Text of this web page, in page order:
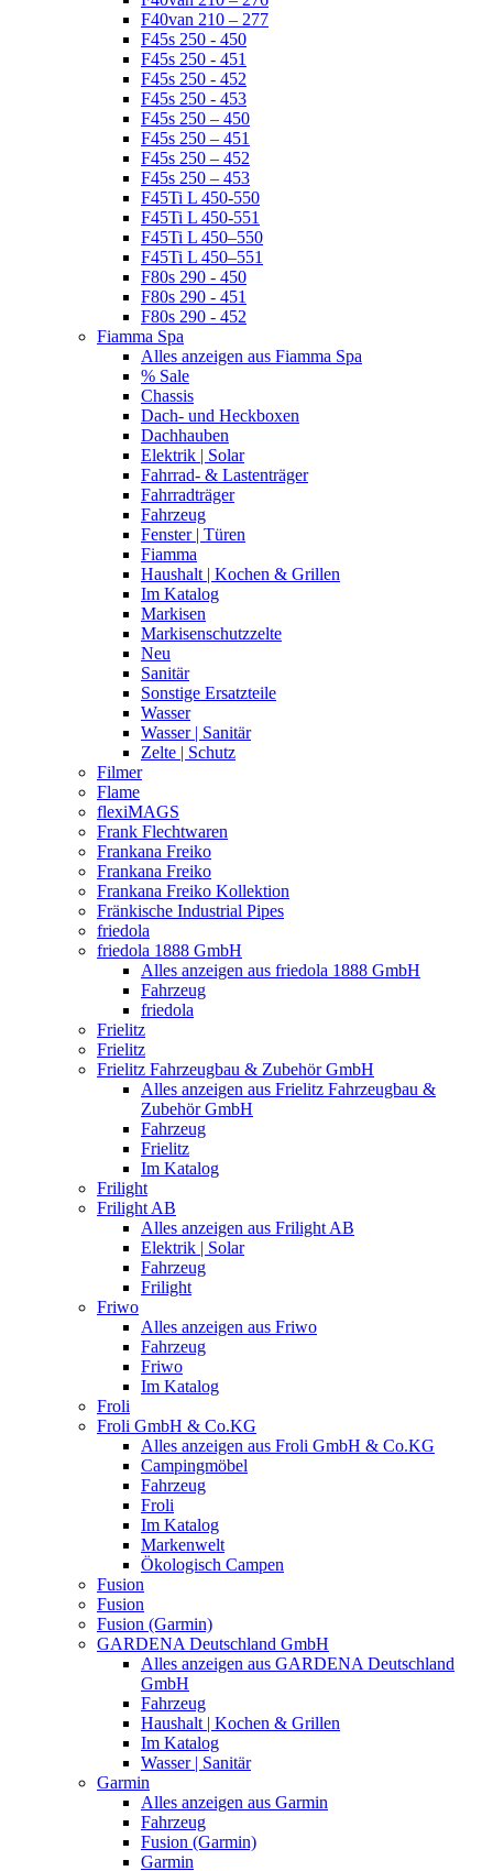
F40van 210 – 277
F45s 250 - 450
F45s 250 - 451
F45s 250 - 452
F45s 250 - 453
F45s 250 – 450
F45s 250 – 451
F45s 250 – 452
F45s 250 – 453
F45Ti L 450-550
F45Ti L 450-551
F45Ti L 450–550
F45Ti L 450–551
F80s 290 - 450
F80s 290 - 451
F80s 290 - 452
Fiamma Spa
Alles anzeigen aus Fiamma Spa
% Sale
Chassis
Dach- und Heckboxen
Dachhauben
Elektrik | Solar
Fahrrad- & Lastenträger
Fahrradträger
Fahrzeug
Fenster | Türen
Fiamma
Haushalt | Kochen & Grillen
Im Katalog
Markisen
Markisenschutzzelte
Neu
Sanitär
Sonstige Ersatzteile
Wasser
Wasser | Sanitär
Zelte | Schutz
Filmer
Flame
flexiMAGS
Frank Flechtwaren
Frankana Freiko
Frankana Freiko
Frankana Freiko Kollektion
Fränkische Industrial Pipes
friedola
friedola 1888 GmbH
Alles anzeigen aus friedola 1888 GmbH
Fahrzeug
friedola
Frielitz
Frielitz
Frielitz Fahrzeugbau & Zubehör GmbH
Alles anzeigen aus Frielitz Fahrzeugbau &
Zubehör GmbH
Fahrzeug
Frielitz
Im Katalog
Frilight
Frilight AB
Alles anzeigen aus Frilight AB
Elektrik | Solar
Fahrzeug
Frilight
Friwo
Alles anzeigen aus Friwo
Fahrzeug
Friwo
Im Katalog
Froli
Froli GmbH & Co.KG
Alles anzeigen aus Froli GmbH & Co.KG
Campingmöbel
Fahrzeug
Froli
Im Katalog
Markenwelt
Ökologisch Campen
Fusion
Fusion
Fusion (Garmin)
GARDENA Deutschland GmbH
Alles anzeigen aus GARDENA Deutschland
GmbH
Fahrzeug
Haushalt | Kochen & Grillen
Im Katalog
Wasser | Sanitär
Garmin
Alles anzeigen aus Garmin
Fahrzeug
Fusion (Garmin)
Garmin